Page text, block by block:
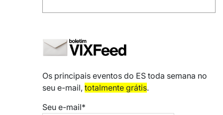
Os principais eventos do ES toda semana no
seu e-mail, totalmente grátis.
Seu e-mail*